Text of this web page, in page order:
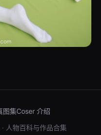
图集Coser 介绍
人物百科与作品合集